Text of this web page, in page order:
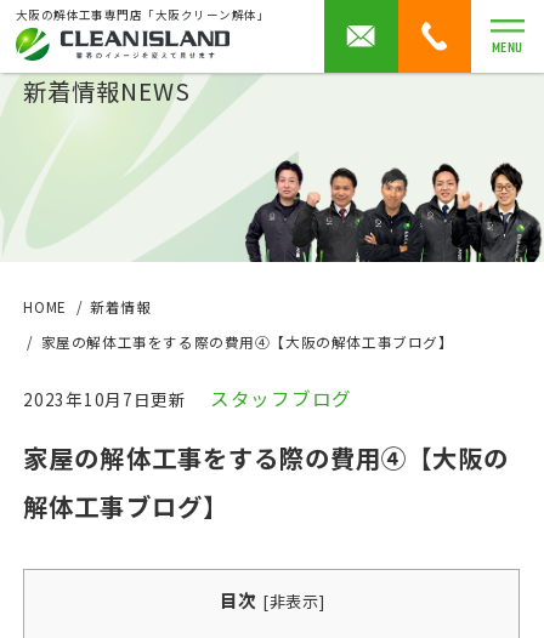
大阪の解体工事専門店「大阪クリーン解体」
MENU
新着情報NEWS
HOME
新着情報
家屋の解体工事をする際の費用④【大阪の解体工事ブログ】
2023年10月7日更新 スタッフブログ
家屋の解体工事をする際の費用④【大阪の
解体工事ブログ】
目次 [非表示]